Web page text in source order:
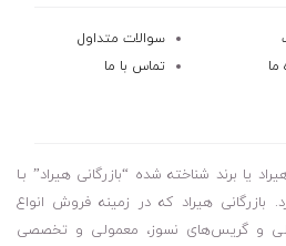
به دلیل فرمول خاص پایه‌های روغنی.
و گیربکس‌های خودروبا بار متوسط تا
صدای چرخ‌دنده‌ها
می‌شود. همچنین با
فلزی، از ترک‌خوردگی و سایش جلوگیری
سوالات متداول
ما تماس با ما
یا برند شناخته شده “بازرگانی هیراد” بـا
هیراد که در زمینه فروش انواع
و گریس‌های نسوز، معمولی و تخصصی